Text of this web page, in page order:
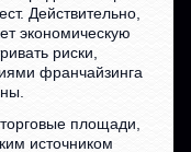
Действительно,
экономическую
риски,
франчайзинга
площади,
источником